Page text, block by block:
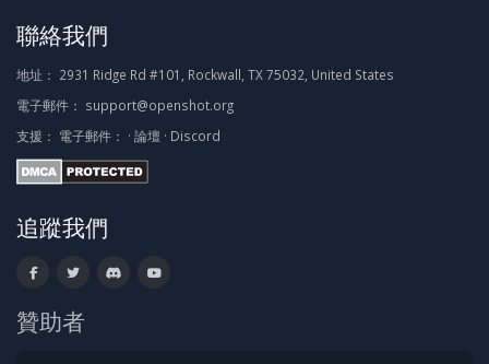
聯絡我們
地址： 2931 Ridge Rd #101, Rockwall, TX 75032, United States
電子郵件： support@openshot.org
支援： 電子郵件： · 論壇 · Discord
追蹤我們
贊助者